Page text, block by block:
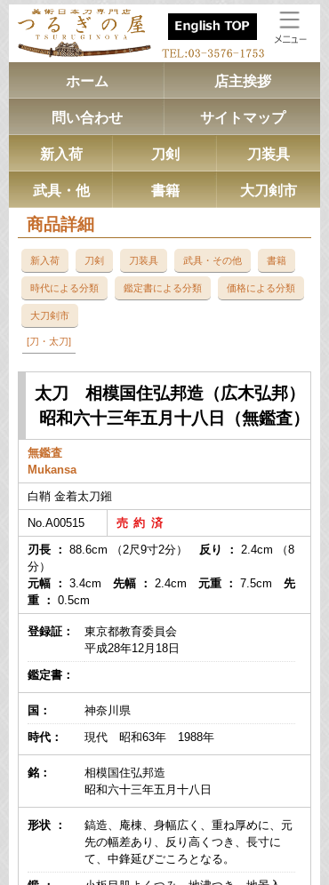
ホーム 店主挨拶
問い合わせ サイトマップ
新入荷 刀剣 刀装具
武具・他 書籍 大刀剣市
商品詳細
新入荷 刀剣 刀装具 武具・その他 書籍
時代による分類 鑑定書による分類 価格による分類
大刀剣市
刀・太刀
太刀 相模国住弘邦造（広木弘邦）
昭和六十三年五月十八日（無鑑査）
無鑑査
Mukansa
白鞘 金着太刀鎺
No.A00515
刃長 ： 88.6cm （2尺9寸2分） 反り ： 2.4cm （8
分）
元幅 ： 3.4cm 先幅 ： 2.4cm 元重 ： 7.5cm 先
重 ： 0.5cm
登録証：
東京都教育委員会
平成28年12月18日
鑑定書：
国：
神奈川県
時代：
現代 昭和63年 1988年
銘：
相模国住弘邦造
昭和六十三年五月十八日
形状 ：
鎬造、庵棟、身幅広く、重ね厚めに、元
先の幅差あり、反り高くつき、長寸に
て、中鋒延びごころとなる。